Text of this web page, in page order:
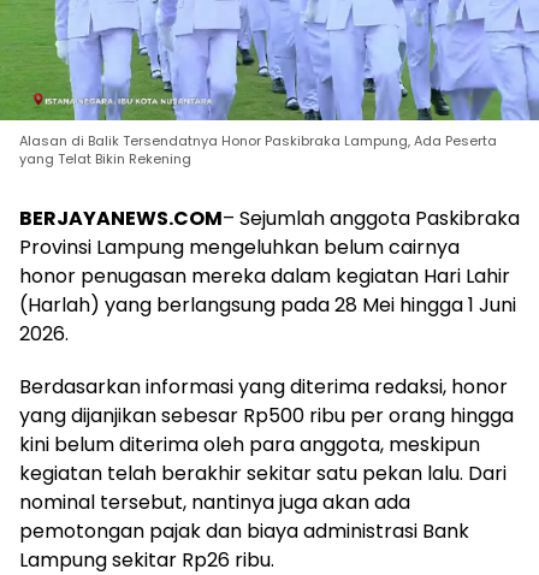
Alasan di Balik Tersendatnya Honor Paskibraka Lampung, Ada Peserta
yang Telat Bikin Rekening
BERJAYANEWS.COM– Sejumlah anggota Paskibraka
Provinsi Lampung mengeluhkan belum cairnya
honor penugasan mereka dalam kegiatan Hari Lahir
(Harlah) yang berlangsung pada 28 Mei hingga 1 Juni
2026.
Berdasarkan informasi yang diterima redaksi, honor
yang dijanjikan sebesar Rp500 ribu per orang hingga
kini belum diterima oleh para anggota, meskipun
kegiatan telah berakhir sekitar satu pekan lalu. Dari
nominal tersebut, nantinya juga akan ada
pemotongan pajak dan biaya administrasi Bank
Lampung sekitar Rp26 ribu.